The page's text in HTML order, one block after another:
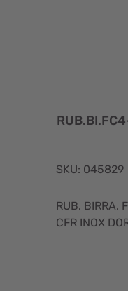
SKU: 045829
RUB. BIRRA.